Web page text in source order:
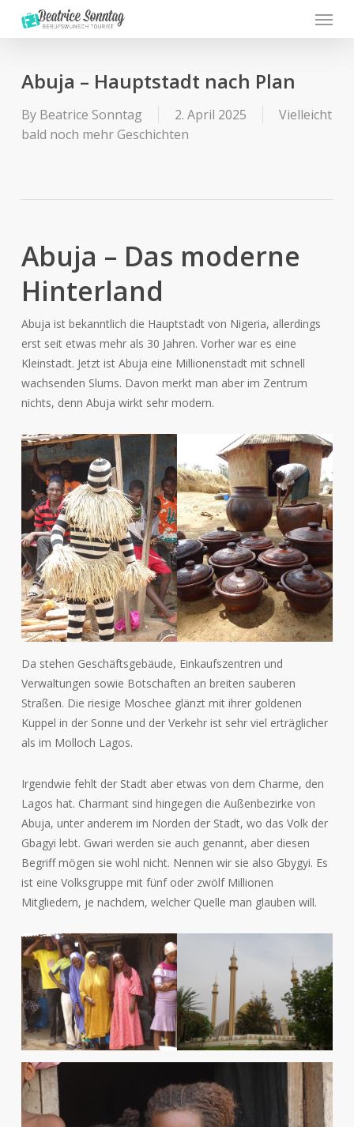
Menu
Abuja – Hauptstadt nach Plan
By Beatrice Sonntag 2. April 2025
Vielleicht
bald noch mehr Geschichten
Abuja – Das moderne
Hinterland
Abuja ist bekanntlich die Hauptstadt von Nigeria, allerdings
erst seit etwas mehr als 30 Jahren. Vorher war es eine
Kleinstadt. Jetzt ist Abuja eine Millionenstadt mit schnell
wachsenden Slums. Davon merkt man aber im Zentrum
nichts, denn Abuja wirkt sehr modern.
Da stehen Geschäftsgebäude, Einkaufszentren und
Verwaltungen sowie Botschaften an breiten sauberen
Straßen. Die riesige Moschee glänzt mit ihrer goldenen
Kuppel in der Sonne und der Verkehr ist sehr viel erträglicher
als im Molloch Lagos.
Irgendwie fehlt der Stadt aber etwas von dem Charme, den
Lagos hat. Charmant sind hingegen die Außenbezirke von
Abuja, unter anderem im Norden der Stadt, wo das Volk der
Gbagyi lebt. Gwari werden sie auch genannt, aber diesen
Begriff mögen sie wohl nicht. Nennen wir sie also Gbygyi. Es
ist eine Volksgruppe mit fünf oder zwölf Millionen
Mitgliedern, je nachdem, welcher Quelle man glauben will.